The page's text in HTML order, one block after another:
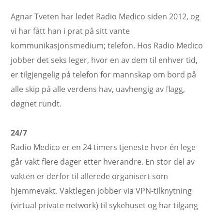
Agnar Tveten har ledet Radio Medico siden 2012, og
vi har fått han i prat på sitt vante
kommunikasjonsmedium; telefon. Hos Radio Medico
jobber det seks leger, hvor en av dem til enhver tid,
er tilgjengelig på telefon for mannskap om bord på
alle skip på alle verdens hav, uavhengig av flagg,
døgnet rundt.
24/7
Radio Medico er en 24 timers tjeneste hvor én lege
går vakt flere dager etter hverandre. En stor del av
vakten er derfor til allerede organisert som
hjemmevakt. Vaktlegen jobber via VPN-tilknytning
(virtual private network) til sykehuset og har tilgang